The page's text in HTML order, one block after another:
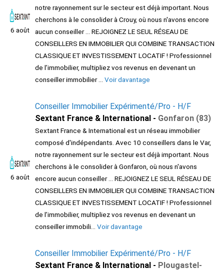
6 août
notre rayonnement sur le secteur est déjà important. Nous
cherchons à le consolider à Crouy, où nous n'avons encore
aucun conseiller ... REJOIGNEZ LE SEUL RÉSEAU DE
CONSEILLERS EN IMMOBILIER QUI COMBINE TRANSACTION
CLASSIQUE ET INVESTISSEMENT LOCATIF ! Professionnel
de l’immobilier, multipliez vos revenus en devenant un
conseiller immobilier ... Voir davantage
6 août
Conseiller Immobilier Expérimenté/Pro - H/F
Sextant France & International - Gonfaron (83)
Sextant France & International est un réseau immobilier
composé d'indépendants. Avec 10 conseillers dans le Var,
notre rayonnement sur le secteur est déjà important. Nous
cherchons à le consolider à Gonfaron, où nous n'avons
encore aucun conseiller ... REJOIGNEZ LE SEUL RÉSEAU DE
CONSEILLERS EN IMMOBILIER QUI COMBINE TRANSACTION
CLASSIQUE ET INVESTISSEMENT LOCATIF ! Professionnel
de l’immobilier, multipliez vos revenus en devenant un
conseiller immobili... Voir davantage
Conseiller Immobilier Expérimenté/Pro - H/F
Sextant France & International - Plougastel-